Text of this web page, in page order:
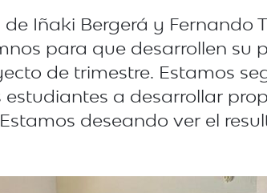
Iñaki Bergerá y Fernando
para que desarrollen su
de trimestre. Estamos
estudiantes a desarrollar
deseando ver el